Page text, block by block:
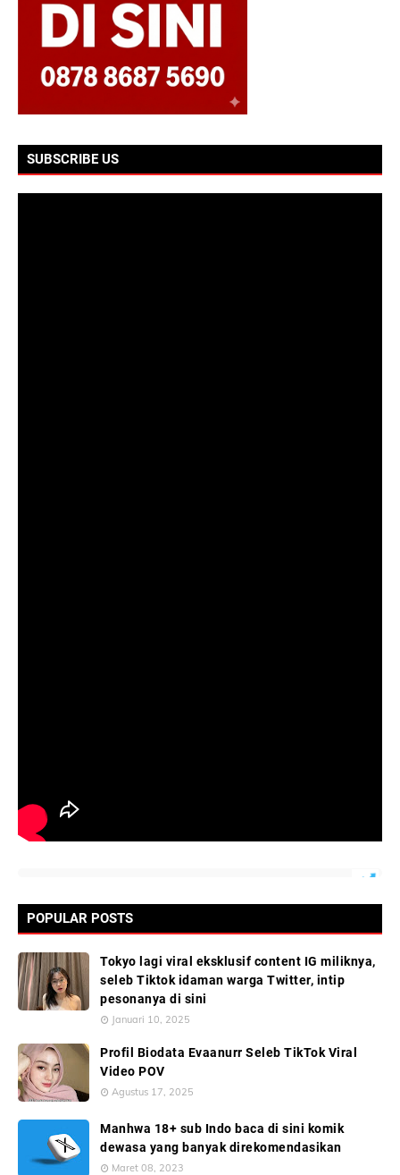
SUBSCRIBE US
POPULAR POSTS
Tokyo lagi viral eksklusif content IG miliknya,
seleb Tiktok idaman warga Twitter, intip
pesonanya di sini
Januari 10, 2025
Profil Biodata Evaanurr Seleb TikTok Viral
Video POV
Agustus 17, 2025
Manhwa 18+ sub Indo baca di sini komik
dewasa yang banyak direkomendasikan
Maret 08, 2023